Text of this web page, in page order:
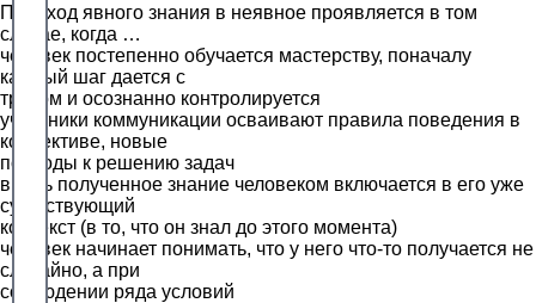
Переход явного знания в неявное проявляется в том
случае, когда …
человек постепенно обучается мастерству, поначалу
каждый шаг дается с
трудом и осознанно контролируется
участники коммуникации осваивают правила поведения в
коллективе, новые
подходы к решению задач
вновь полученное знание человеком включается в его уже
существующий
контекст (в то, что он знал до этого момента)
человек начинает понимать, что у него что-то получается не
случайно, а при
соблюдении ряда условий